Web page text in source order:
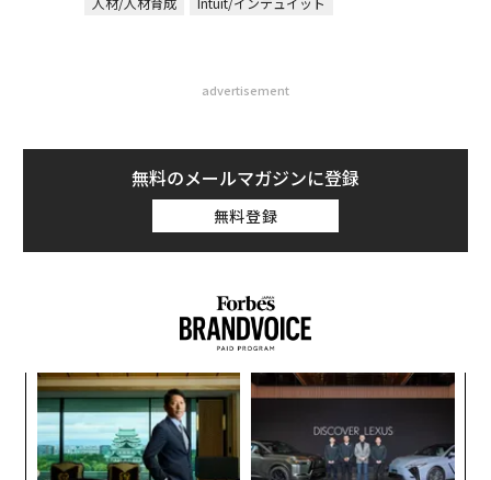
advertisement
無料のメールマガジンに登録
無料登録